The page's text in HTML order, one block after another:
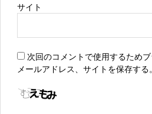
サイト
次回のコメントで使用するためブ
メールアドレス、サイトを保存する。